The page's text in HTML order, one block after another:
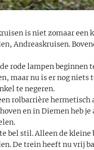
is niet zomaar een
Andreaskruisen.
rode lampen beginnen
maar nu is er nog niets
te negeren.
rolbarrière
en in Diemen heb je
bel stil. Alleen de
De trein heeft nu vrij